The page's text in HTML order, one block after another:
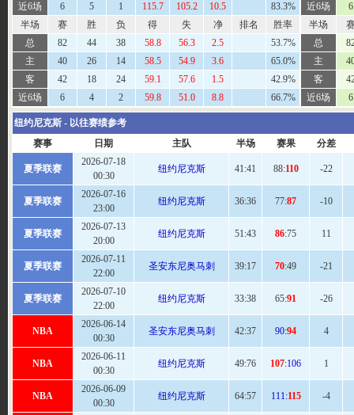
近6场
6 5 1 115.7 105.2 10.5
83.3%
半场
赛 胜 负 得 失 净 排名
胜率
总
82 44 38 58.8 56.3 2.5
53.7%
主
40 26 14 58.5 54.9 3.6
65.0%
客
42 18 24 59.1 57.6 1.5
42.9%
近6场
6 4 2 59.8 51.0 8.8 66.7%
近6场
6
半场
总
主
客
近6场
6
纽约尼克斯 - 以往赛绩参考
赛事
日期 主队 半场 赛果 分差
夏季联赛
2026-07-18
00:30
纽约尼克斯 41:41 88:110 -22
夏季联赛
2026-07-16
23:00
纽约尼克斯 36:36 77:87 -10
夏季联赛
2026-07-13
20:00
纽约尼克斯 51:43 86:75 11
夏季联赛
2026-07-11
22:00
圣安东尼奥马刺 39:17 70:49 -21
夏季联赛
2026-07-10
22:00
纽约尼克斯 33:38 65:91 -26
NBA
2026-06-14
00:30
圣安东尼奥马刺 42:37 90:94 4
NBA
2026-06-11
00:30
纽约尼克斯 49:76 107:106 1
NBA
2026-06-09
00:30
纽约尼克斯 64:57 111:115 -4